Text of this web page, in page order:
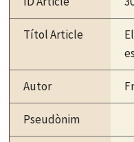
Títol Article
Autor
Pseudònim